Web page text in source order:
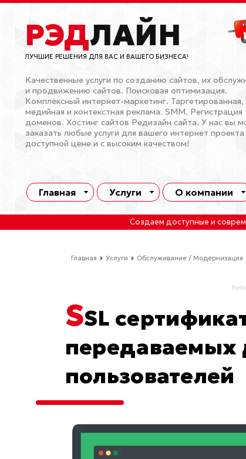
РЭДЛАЙН
ЛУЧШИЕ РЕШЕНИЯ ДЛЯ ВАС И ВАШЕГО БИЗНЕСА!
Качественные услуги по созданию сайтов, их
и продвижению сайтов. Поисковая оптимизация.
Комплексный интернет-маркетинг. Таргетированная,
медийная и контекстная реклама. SMM. Регистрация
доменов. Хостинг сайтов Редизайн сайта. У нас вы
заказать любые услуги для вашего интернет проекта
доступной цене и с высоким качеством!
Главная Услуги О компании
Создаем доступные и
Главная Услуги Обслуживание / Модернизация
SSL
передаваемых
пользователей